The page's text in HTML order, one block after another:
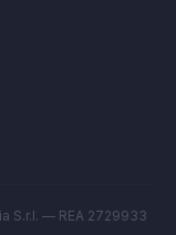
S.r.l. — REA 2729933